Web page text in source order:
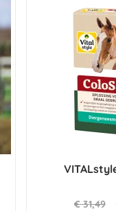
€ 31,49